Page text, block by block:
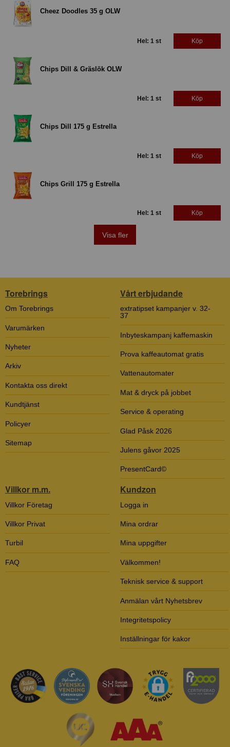
Cheez Doodles 35 g OLW
Hel: 1 st Köp
Chips Dill & Gräslök OLW
Hel: 1 st Köp
Chips Dill 175 g Estrella
Hel: 1 st Köp
Chips Grill 175 g Estrella
Hel: 1 st Köp
Visa fler
Torebrings
Om Torebrings
Varumärken
Nyheter
Arkiv
Kontakta oss direkt
Kundtjänst
Policyer
Sitemap
Vårt erbjudande
extratipset kampanjer v. 32-
37
Inbyteskampanj kaffemaskin
Prova kaffeautomat gratis
Vattenautomater
Mat & dryck på jobbet
Service & operating
Glad Påsk 2026
Julens gåvor 2025
PresentCard©
Villkor m.m.
Villkor Företag
Villkor Privat
Turbil
FAQ
Kundzon
Logga in
Mina ordrar
Mina uppgifter
Välkommen!
Teknisk service & support
Anmälan vårt Nyhetsbrev
Integritetspolicy
Inställningar för kakor